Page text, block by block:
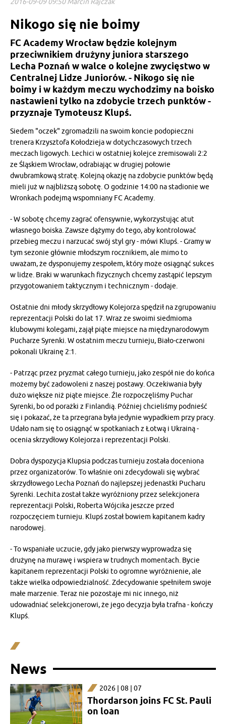
Nikogo się nie boimy
FC Academy Wrocław będzie kolejnym
przeciwnikiem drużyny juniora starszego
Lecha Poznań w walce o kolejne zwycięstwo w
Centralnej Lidze Juniorów. - Nikogo się nie
boimy i w każdym meczu wychodzimy na boisko
nastawieni tylko na zdobycie trzech punktów -
przyznaje Tymoteusz Klupś.
Siedem "oczek" zgromadzili na swoim koncie podopieczni
trenera Krzysztofa Kołodzieja w dotychczasowych trzech
meczach ligowych. Lechici w ostatniej kolejce zremisowali 2:2
ze Śląskiem Wrocław, odrabiając w drugiej połowie
dwubramkową stratę. Kolejną okazję na zdobycie punktów będą
mieli już w najbliższą sobotę. O godzinie 14:00 na stadionie we
Wronkach podejmą wspomniany FC Academy.
- W sobotę chcemy zagrać ofensywnie, wykorzystując atut
własnego boiska. Zawsze dążymy do tego, aby kontrolować
przebieg meczu i narzucać swój styl gry - mówi Klupś. - Gramy w
tym sezonie głównie młodszym rocznikiem, ale mimo to
uważam, że dysponujemy zespołem, który może osiągnąć sukces
w lidze. Braki w warunkach fizycznych chcemy zastąpić lepszym
przygotowaniem taktycznym i technicznym - dodaje.
Ostatnie dni młody skrzydłowy Kolejorza spędził na zgrupowaniu
reprezentacji Polski do lat 17. Wraz ze swoimi siedmioma
klubowymi kolegami, zajął piąte miejsce na międzynarodowym
Pucharze Syrenki. W ostatnim meczu turnieju, Biało-czerwoni
pokonali Ukrainę 2:1.
- Patrząc przez pryzmat całego turnieju, jako zespół nie do końca
możemy być zadowoleni z naszej postawy. Oczekiwania były
dużo większe niż piąte miejsce. Źle rozpoczęliśmy Puchar
Syrenki, bo od porażki z Finlandią. Później chcieliśmy podnieść
się i pokazać, że ta przegrana była jedynie wypadkiem przy pracy.
Udało nam się to osiągnąć w spotkaniach z Łotwą i Ukrainą -
ocenia skrzydłowy Kolejorza i reprezentacji Polski.
Dobra dyspozycja Klupsia podczas turnieju została doceniona
przez organizatorów. To właśnie oni zdecydowali się wybrać
skrzydłowego Lecha Poznań do najlepszej jedenastki Pucharu
Syrenki. Lechita został także wyróżniony przez selekcjonera
reprezentacji Polski, Roberta Wójcika jeszcze przed
rozpoczęciem turnieju. Klupś został bowiem kapitanem kadry
narodowej.
- To wspaniałe uczucie, gdy jako pierwszy wyprowadza się
drużynę na murawę i wspiera w trudnych momentach. Bycie
kapitanem reprezentacji Polski to ogromne wyróżnienie, ale
także wielka odpowiedzialność. Zdecydowanie spełniłem swoje
małe marzenie. Teraz nie pozostaje mi nic innego, niż
udowadniać selekcjonerowi, że jego decyzja była trafna - kończy
Klupś.
News
2026 | 08 | 07
Thordarson joins FC St. Pauli
on loan